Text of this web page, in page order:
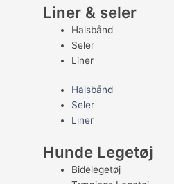
Liner & seler
Halsbånd
Seler
Liner
Halsbånd
Seler
Liner
Hunde Legetøj
Bidelegetøj